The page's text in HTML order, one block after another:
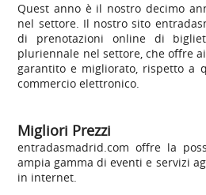
Quest anno è il nostro decimo
nel settore. Il nostro sito
di prenotazioni online di
pluriennale nel settore, che offre
garantito e migliorato, rispetto a
commercio elettronico.
Migliori Prezzi
entradasmadrid.com offre la
ampia gamma di eventi e servizi
in internet.